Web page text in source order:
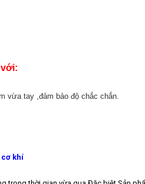
vừa tay ,đảm bảo độ chắc chắn.
khí